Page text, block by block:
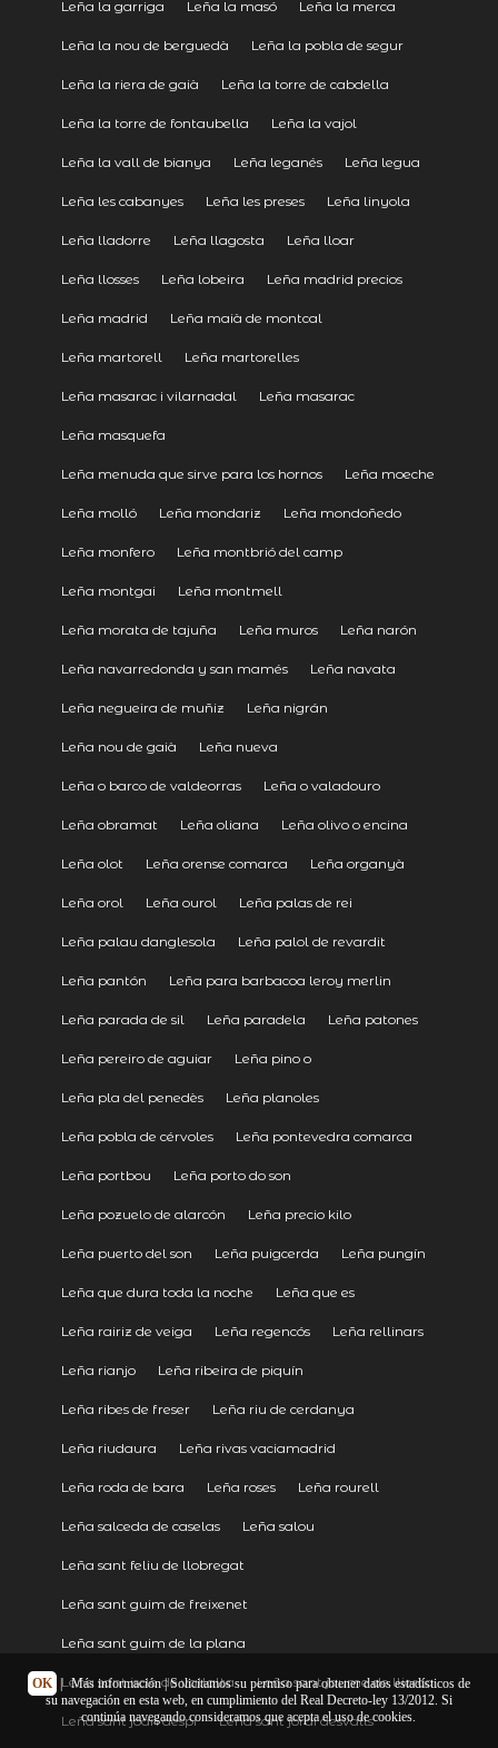
Leña la garriga Leña la masó Leña la merca
Leña la nou de berguedà Leña la pobla de segur
Leña la riera de gaià Leña la torre de cabdella
Leña la torre de fontaubella Leña la vajol
Leña la vall de bianya Leña leganés Leña legua
Leña les cabanyes Leña les preses Leña linyola
Leña lladorre Leña llagosta Leña lloar
Leña llosses Leña lobeira Leña madrid precios
Leña madrid Leña maià de montcal
Leña martorell Leña martorelles
Leña masarac i vilarnadal Leña masarac
Leña masquefa
Leña menuda que sirve para los hornos Leña moeche
Leña molló Leña mondariz Leña mondoñedo
Leña monfero Leña montbrió del camp
Leña montgai Leña montmell
Leña morata de tajuña Leña muros Leña narón
Leña navarredonda y san mamés Leña navata
Leña negueira de muñiz Leña nigrán
Leña nou de gaià Leña nueva
Leña o barco de valdeorras Leña o valadouro
Leña obramat Leña oliana Leña olivo o encina
Leña olot Leña orense comarca Leña organyà
Leña orol Leña ourol Leña palas de rei
Leña palau danglesola Leña palol de revardit
Leña pantón Leña para barbacoa leroy merlin
Leña parada de sil Leña paradela Leña patones
Leña pereiro de aguiar Leña pino o
Leña pla del penedès Leña planoles
Leña pobla de cérvoles Leña pontevedra comarca
Leña portbou Leña porto do son
Leña pozuelo de alarcón Leña precio kilo
Leña puerto del son Leña puigcerda Leña pungín
Leña que dura toda la noche Leña que es
Leña rairiz de veiga Leña regencós Leña rellinars
Leña rianjo Leña ribeira de piquín
Leña ribes de freser Leña riu de cerdanya
Leña riudaura Leña rivas vaciamadrid
Leña roda de bara Leña roses Leña rourell
Leña salceda de caselas Leña salou
Leña sant feliu de llobregat
Leña sant guim de freixenet
Leña sant guim de la plana
Leña sant iscle de vallalta Leña sant jaume de llierca
Leña sant joan despí Leña sant jordi desvalls
OK | Más información| Solicitamos su permiso para obtener datos estadísticos de
su navegación en esta web, en cumplimiento del Real Decreto-ley 13/2012. Si
continúa navegando consideramos que acepta el uso de cookies.